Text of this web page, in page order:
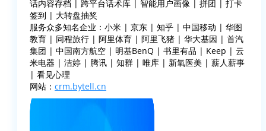
话内容存档 | 跨平台话术库 | 智能用户画像 | 拼团 | 打卡
签到 | 大转盘抽奖
服务众多知名企业：小米 | 京东 | 知乎 | 中国移动 | 华图
教育 | 同程旅行 | 阿里体育 | 阿里飞猪 | 华大基因 | 首汽
集团 | 中国南方航空 | 明基BenQ | 书里有品 | Keep | 云
米电器 | 洁婷 | 腾讯 | 知群 | 唯库 | 新氧医美 | 薪人薪事
| 看见心理
网站： crm.bytell.cn